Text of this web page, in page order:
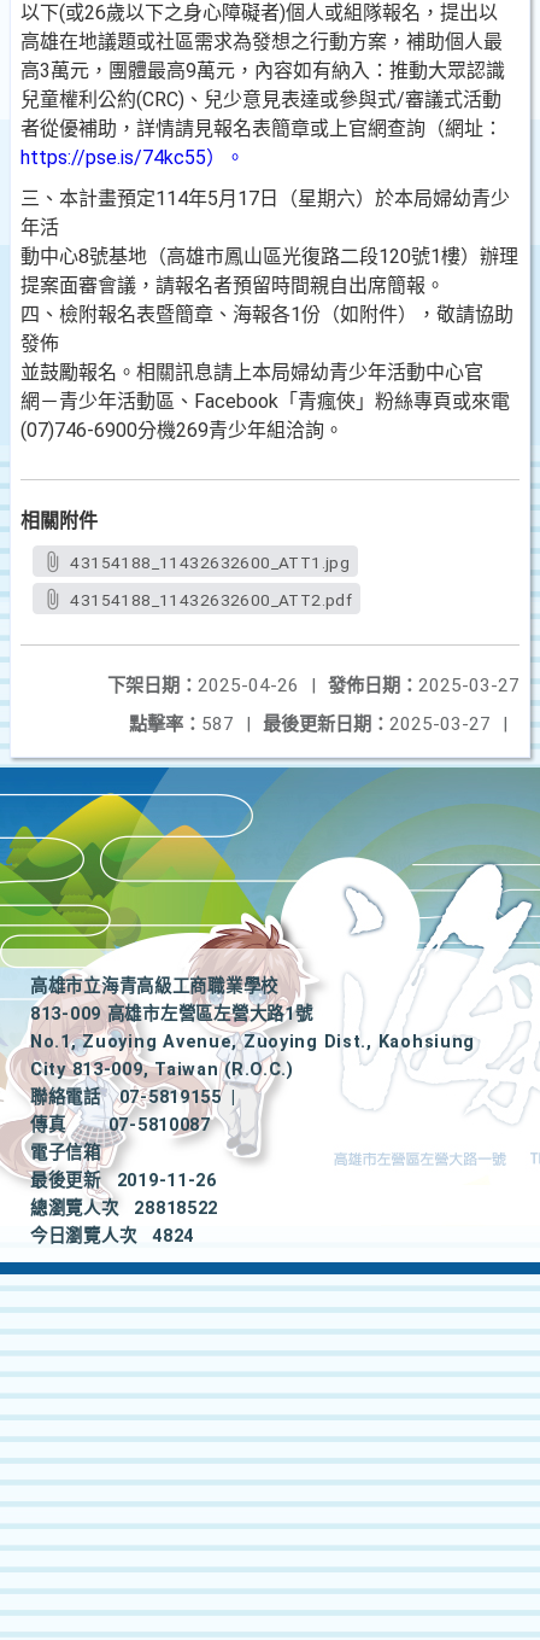
以下(或26歲以下之身心障礙者)個人或組隊報名，提出以
高雄在地議題或社區需求為發想之行動方案，補助個人最
高3萬元，團體最高9萬元，內容如有納入：推動大眾認識
兒童權利公約(CRC)、兒少意見表達或參與式/審議式活動
者從優補助，詳情請見報名表簡章或上官網查詢（網址：
https://pse.is/74kc55）。
三、本計畫預定114年5月17日（星期六）於本局婦幼青少
年活
動中心8號基地（高雄市鳳山區光復路二段120號1樓）辦理
提案面審會議，請報名者預留時間親自出席簡報。
四、檢附報名表暨簡章、海報各1份（如附件），敬請協助
發佈
並鼓勵報名。相關訊息請上本局婦幼青少年活動中心官
網－青少年活動區、Facebook「青瘋俠」粉絲專頁或來電
(07)746-6900分機269青少年組洽詢。
相關附件
43154188_11432632600_ATT1.jpg
43154188_11432632600_ATT2.pdf
發佈日期： 2025-03-27
下架日期： 2025-04-26
|
最後更新日期： 2025-03-27 |
點擊率： 587 |
高雄市立海青高級工商職業學校
813-009 高雄市左營區左營大路1號
No.1, Zuoying Avenue, Zuoying Dist., Kaohsiung
City 813-009, Taiwan (R.O.C.)
聯絡電話
07-5819155
|
傳真
07-5810087
電子信箱
最後更新
2019-11-26
總瀏覽人次
28818522
今日瀏覽人次
4824